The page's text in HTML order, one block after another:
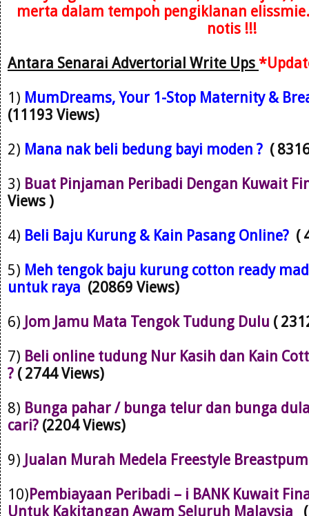
merta dalam tempoh pengiklanan
notis !!!
Antara Senarai Advertorial Write Ups
1) MumDreams, Your 1-Stop Maternity &
(11193 Views)
2) Mana nak beli bedung bayi moden ? (
3) Buat Pinjaman Peribadi Dengan Kuwait
Views )
4) Beli Baju Kurung & Kain Pasang Online? (
5) Meh tengok baju kurung cotton ready
untuk raya (20869 Views)
6) Jom Jamu Mata Tengok Tudung Dulu (
7) Beli online tudung Nur Kasih dan Kain
? ( 2744 Views)
8) Bunga pahar / bunga telur dan bunga
cari? (2204 Views)
9) Jualan Murah Medela Freestyle
10)Pembiayaan Peribadi – i BANK Kuwait
Untuk Kakitangan Awam Seluruh Malaysia